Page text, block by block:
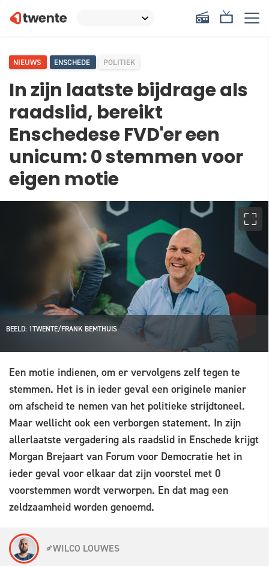
NIEUWS ENSCHEDE POLITIEK
In zijn laatste bijdrage als
raadslid, bereikt
Enschedese FVD'er een
unicum: 0 stemmen voor
eigen motie
BEELD: 1TWENTE/FRANK BEMTHUIS
Een motie indienen, om er vervolgens zelf tegen te
stemmen. Het is in ieder geval een originele manier
om afscheid te nemen van het politieke strijdtoneel.
Maar wellicht ook een verborgen statement. In zijn
allerlaatste vergadering als raadslid in Enschede krijgt
Morgan Brejaart van Forum voor Democratie het in
ieder geval voor elkaar dat zijn voorstel met 0
voorstemmen wordt verworpen. En dat mag een
zeldzaamheid worden genoemd.
WILCO LOUWES